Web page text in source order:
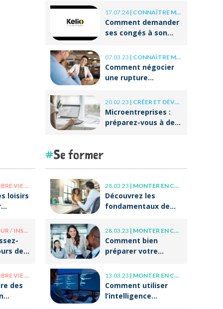
clés de la réussite à
long terme
17.07.24| CONNAÎTRE MES DROITS
Comment demander
ses congés à son
07.03.23 | CONNAÎTRE MES DROITS
Comment négocier
une rupture
20.02.23 | CRÉER ET DÉVELOPPER SA BOÎTE
Microentreprises :
préparez-vous à des
/ VIE PERSO
loisirs
/ INSOLITE
de
/ VIE PERSO
des
Se former
28.03.23 | MONTER EN COMPÉTENCE
Découvrez les
fondamentaux de
et du coaching !
28.03.23 | MONTER EN COMPÉTENCE
Comment bien
préparer votre
professionnelle ?
13.03.23 | MONTER EN COMPÉTENCE
Comment utiliser
l’intelligence